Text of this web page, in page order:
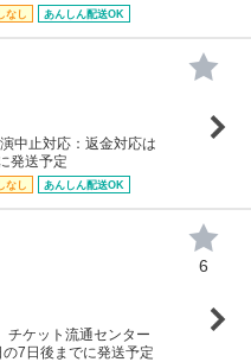
なし あんしん配送OK
中止対応：返金対応は
発送予定
なし あんしん配送OK
ケット流通センター
7日後までに発送予定
6